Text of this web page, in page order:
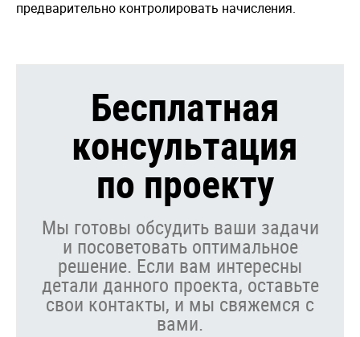
предварительно контролировать начисления.
Бесплатная
консультация
по проекту
Мы готовы обсудить ваши задачи
и посоветовать оптимальное
решение. Если вам интересны
детали данного проекта, оставьте
свои контакты, и мы свяжемся с
вами.